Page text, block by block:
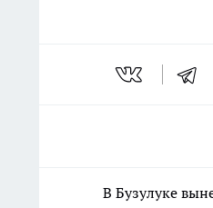
В Бузулуке